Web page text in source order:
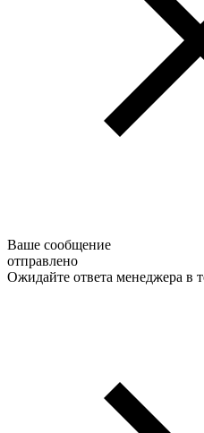
Ваше сообщение
отправлено
Ожидайте ответа менеджера в